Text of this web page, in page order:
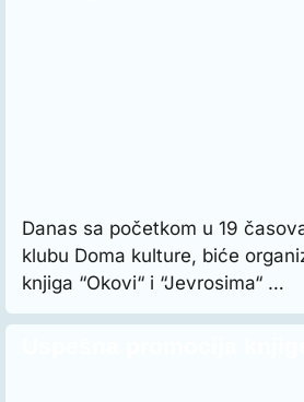
Danas sa početkom u 19
klubu Doma kulture, biće
knjiga “Okovi“ i “Jevrosima“ …
Uspešna promocija